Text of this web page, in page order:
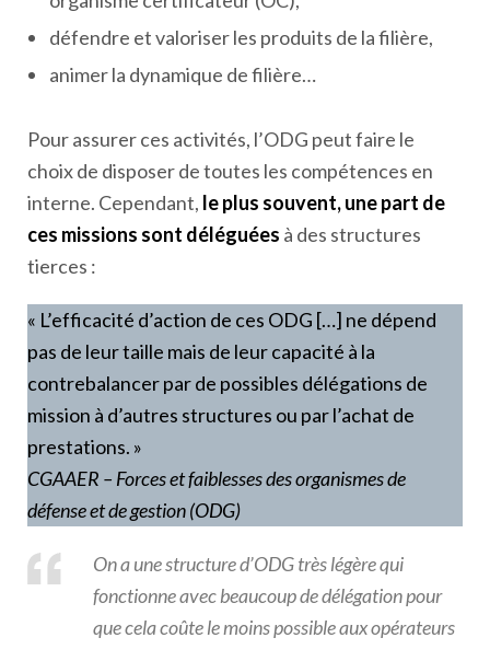
défendre et valoriser les produits de la filière,
animer la dynamique de filière…
Pour assurer ces activités, l’ODG peut faire le
choix de disposer de toutes les compétences en
interne. Cependant, le plus souvent, une part de
ces missions sont déléguées à des structures
tierces :
« L’efficacité d’action de ces ODG […] ne dépend
pas de leur taille mais de leur capacité à la
contrebalancer par de possibles délégations de
mission à d’autres structures ou par l’achat de
prestations. »
CGAAER – Forces et faiblesses des organismes de
défense et de gestion (ODG)
On a une structure d’ODG très légère qui
fonctionne avec beaucoup de délégation pour
que cela coûte le moins possible aux opérateurs